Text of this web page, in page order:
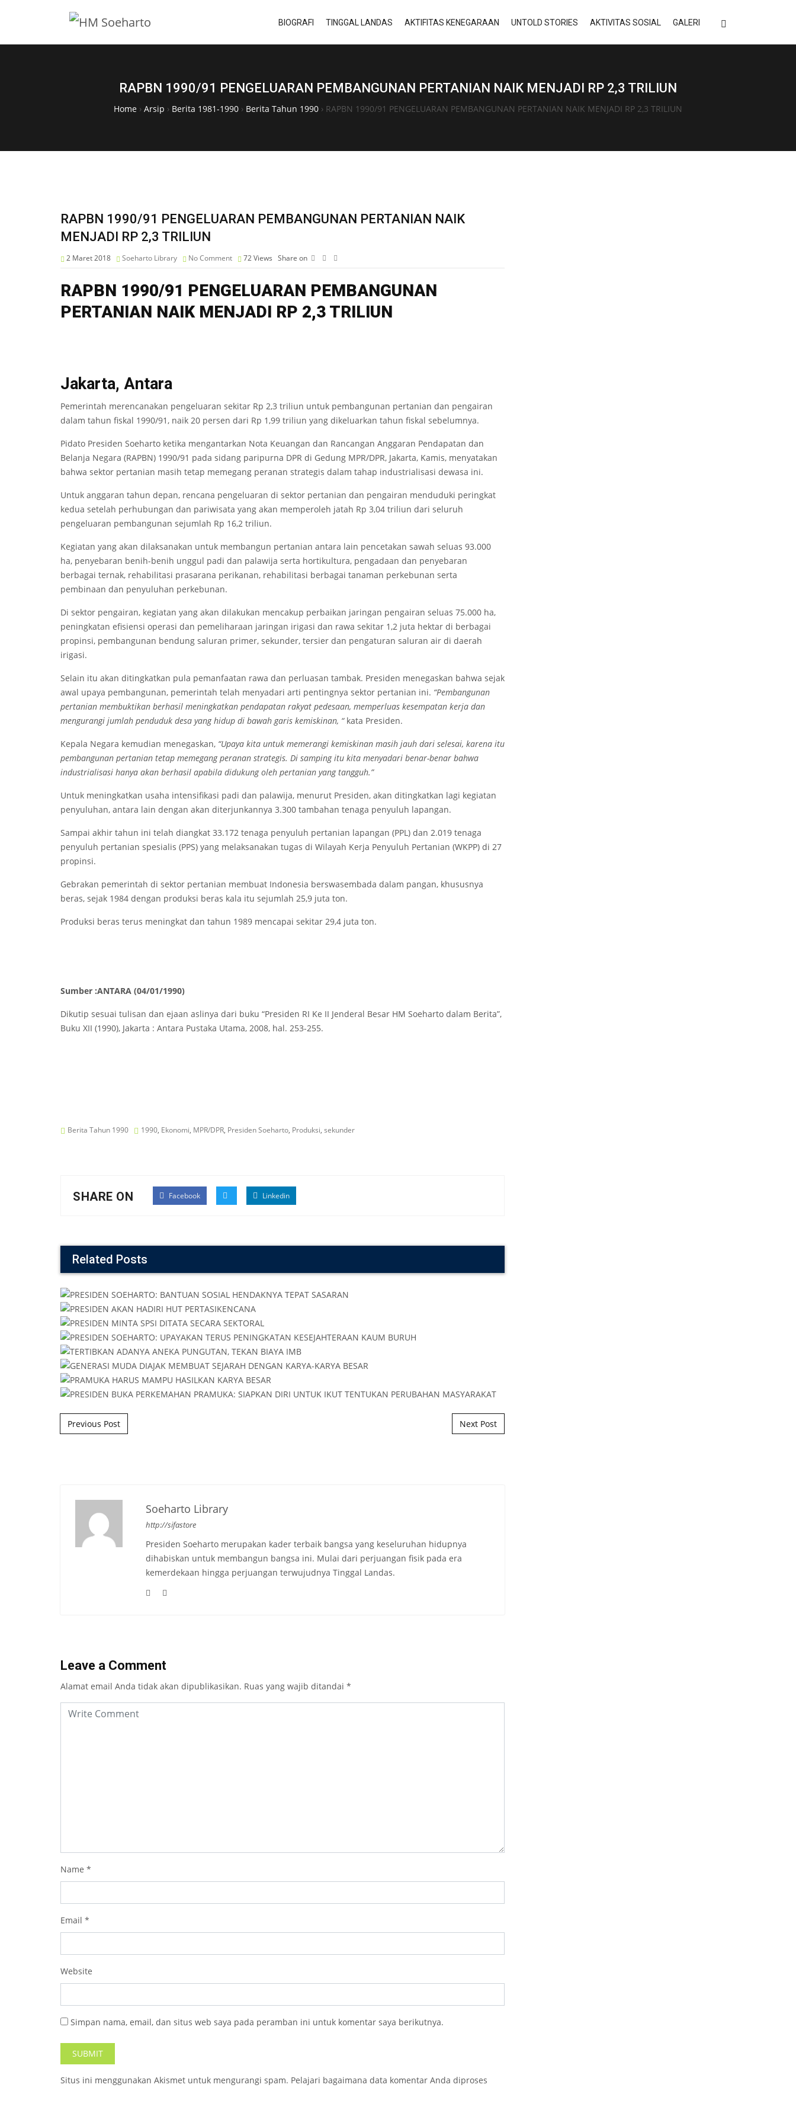
BIOGRAFI TINGGAL LANDAS AKTIFITAS KENEGARAAN UNTOLD STORIES AKTIVITAS SOSIAL GALERI
RAPBN 1990/91 PENGELUARAN PEMBANGUNAN PERTANIAN NAIK MENJADI RP 2,3 TRILIUN
Home › Arsip › Berita 1981-1990 › Berita Tahun 1990 › RAPBN 1990/91 PENGELUARAN PEMBANGUNAN PERTANIAN NAIK MENJADI RP 2,3 TRILIUN
RAPBN 1990/91 PENGELUARAN PEMBANGUNAN PERTANIAN NAIK
MENJADI RP 2,3 TRILIUN
2 Maret 2018 Soeharto Library No Comment 72Views Share on
RAPBN 1990/91 PENGELUARAN PEMBANGUNAN
PERTANIAN NAIK MENJADI RP 2,3 TRILIUN
Jakarta, Antara
Pemerintah merencanakan pengeluaran sekitar Rp 2,3 triliun untuk pembangunan pertanian dan pengairan
dalam tahun fiskal 1990/91, naik 20 persen dari Rp 1,99 triliun yang dikeluarkan tahun fiskal sebelumnya.
Pidato Presiden Soeharto ketika mengantarkan Nota Keuangan dan Rancangan Anggaran Pendapatan dan
Belanja Negara (RAPBN) 1990/91 pada sidang paripurna DPR di Gedung MPR/DPR, Jakarta, Kamis, menyatakan
bahwa sektor pertanian masih tetap memegang peranan strategis dalam tahap industrialisasi dewasa ini.
Untuk anggaran tahun depan, rencana pengeluaran di sektor pertanian dan pengairan menduduki peringkat
kedua setelah perhubungan dan pariwisata yang akan memperoleh jatah Rp 3,04 triliun dari seluruh
pengeluaran pembangunan sejumlah Rp 16,2 triliun.
Kegiatan yang akan dilaksanakan untuk membangun pertanian antara lain pencetakan sawah seluas 93.000
ha, penyebaran benih-benih unggul padi dan palawija serta hortikultura, pengadaan dan penyebaran
berbagai ternak, rehabilitasi prasarana perikanan, rehabilitasi berbagai tanaman perkebunan serta
pembinaan dan penyuluhan perkebunan.
Di sektor pengairan, kegiatan yang akan dilakukan mencakup perbaikan jaringan pengairan seluas 75.000 ha,
peningkatan efisiensi operasi dan pemeliharaan jaringan irigasi dan rawa sekitar 1,2 juta hektar di berbagai
propinsi, pembangunan bendung saluran primer, sekunder, tersier dan pengaturan saluran air di daerah
irigasi.
Selain itu akan ditingkatkan pula pemanfaatan rawa dan perluasan tambak. Presiden menegaskan bahwa sejak
awal upaya pembangunan, pemerintah telah menyadari arti pentingnya sektor pertanian ini. “Pembangunan
pertanian membuktikan berhasil meningkatkan pendapatan rakyat pedesaan, memperluas kesempatan kerja dan
mengurangi jumlah penduduk desa yang hidup di bawah garis kemiskinan, “kata Presiden.
Kepala Negara kemudian menegaskan, “Upaya kita untuk memerangi kemiskinan masih jauh dari selesai, karena itu
pembangunan pertanian tetap memegang peranan strategis. Di samping itu kita menyadari benar-benar bahwa
industrialisasi hanya akan berhasil apabila didukung oleh pertanian yang tangguh.”
Untuk meningkatkan usaha intensifikasi padi dan palawija, menurut Presiden, akan ditingkatkan lagi kegiatan
penyuluhan, antara lain dengan akan diterjunkannya 3.300 tambahan tenaga penyuluh lapangan.
Sampai akhir tahun ini telah diangkat 33.172 tenaga penyuluh pertanian lapangan (PPL) dan 2.019 tenaga
penyuluh pertanian spesialis (PPS) yang melaksanakan tugas di Wilayah Kerja Penyuluh Pertanian (WKPP) di 27
propinsi.
Gebrakan pemerintah di sektor pertanian membuat Indonesia berswasembada dalam pangan, khususnya
beras, sejak 1984 dengan produksi beras kala itu sejumlah 25,9 juta ton.
Produksi beras terus meningkat dan tahun 1989 mencapai sekitar 29,4 juta ton.
Sumber :ANTARA (04/01/1990)
Dikutip sesuai tulisan dan ejaan aslinya dari buku “Presiden RI Ke II Jenderal Besar HM Soeharto dalam Berita”,
Buku XII (1990), Jakarta : Antara Pustaka Utama, 2008, hal. 253-255.
Berita Tahun 1990 1990, Ekonomi, MPR/DPR, Presiden Soeharto, Produksi, sekunder
SHARE ON Facebook Linkedin
Related Posts
Post navigation
Previous Post Next Post
Soeharto Library
http://sifastore
Presiden Soeharto merupakan kader terbaik bangsa yang keseluruhan hidupnya
dihabiskan untuk membangun bangsa ini. Mulai dari perjuangan fisik pada era
kemerdekaan hingga perjuangan terwujudnya Tinggal Landas.
Leave a Comment
Alamat email Anda tidak akan dipublikasikan. Ruas yang wajib ditandai *
Name *
Email *
Website
Simpan nama, email, dan situs web saya pada peramban ini untuk komentar saya berikutnya.
Situs ini menggunakan Akismet untuk mengurangi spam. Pelajari bagaimana data komentar Anda diproses